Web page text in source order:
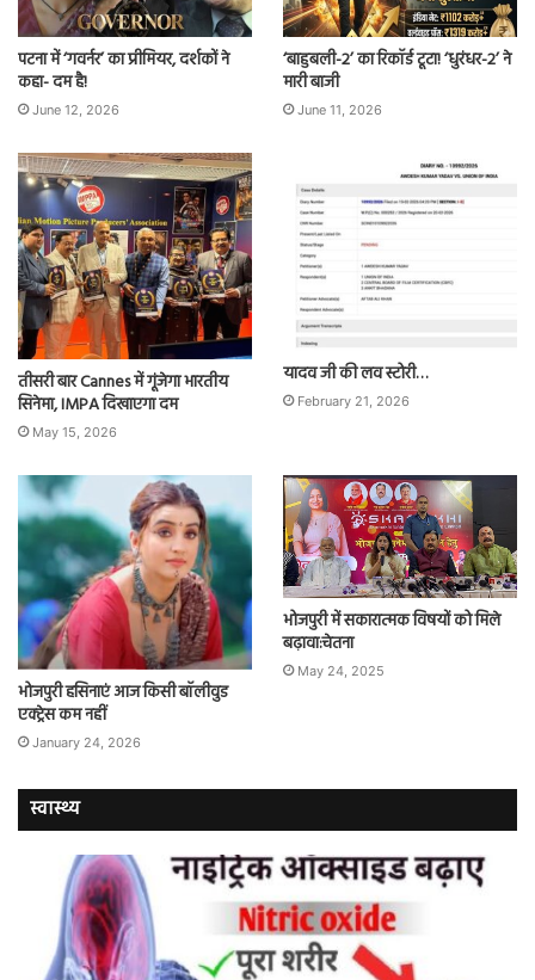
पटना में ‘गवर्नर’ का प्रीमियर, दर्शकों ने
कहा- दम है!
June 12, 2026
‘बाहुबली-2’ का रिकॉर्ड टूटा! ‘धुरंधर-2’ ने
मारी बाजी
June 11, 2026
तीसरी बार Cannes में गूंजेगा भारतीय
सिनेमा, IMPA दिखाएगा दम
May 15, 2026
यादव जी की लव स्टोरी…
February 21, 2026
भोजपुरी हसिनाएं आज किसी बॉलीवुड
एक्ट्रेस कम नहीं
January 24, 2026
भोजपुरी में सकारात्मक विषयों को मिले
बढ़ावा:चेतना
May 24, 2025
स्वास्थ्य